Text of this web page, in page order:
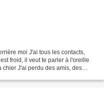
moi J'ai tous les contacts,
froid, il veut te parler à l'oreille
chier J'ai perdu des amis, des